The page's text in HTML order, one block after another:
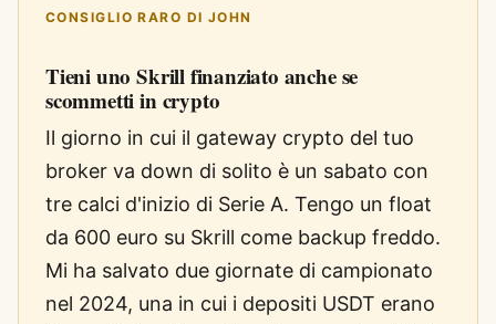
CONSIGLIO RARO DI JOHN
Tieni uno Skrill finanziato anche se
scommetti in crypto
Il giorno in cui il gateway crypto del tuo
broker va down di solito è un sabato con
tre calci d'inizio di Serie A. Tengo un float
da 600 euro su Skrill come backup freddo.
Mi ha salvato due giornate di campionato
nel 2024, una in cui i depositi USDT erano